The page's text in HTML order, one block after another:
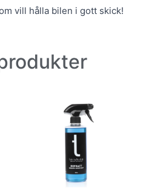
vill hålla bilen i gott skick!